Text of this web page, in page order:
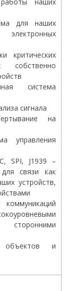
для наших
критических
собственно
система
сигнала
на
управления
SPI, J1939 –
связи как
устройств,
сторонними
объектов и